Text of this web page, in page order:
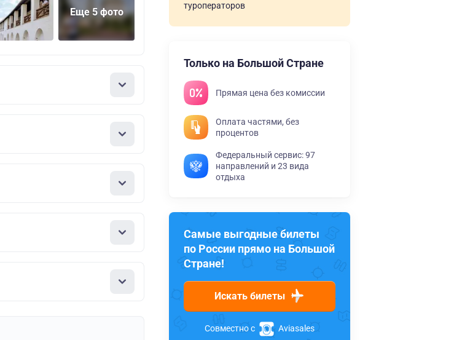
Еще 5 фото
туроператоров
Только на Большой Стране
Прямая цена без комиссии
Оплата частями, без
процентов
Федеральный сервис: 97
направлений и 23 вида
отдыха
Самые выгодные билеты
по России прямо на Большой
Стране!
Искать билеты
Совместно с Aviasales